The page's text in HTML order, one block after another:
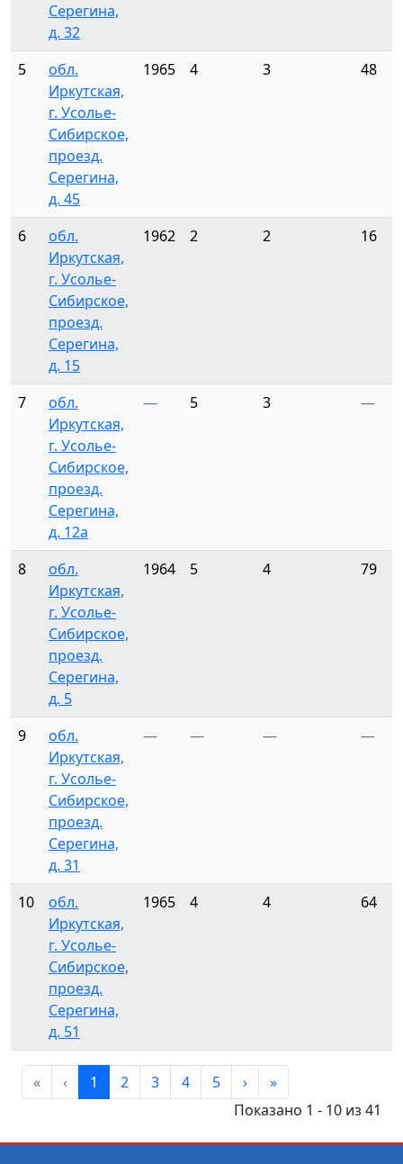
Серегина,
д. 32
5
обл.
Иркутская,
г. Усолье-
Сибирское,
проезд.
Серегина,
д. 45
1965 4 3 48
6
обл.
Иркутская,
г. Усолье-
Сибирское,
проезд.
Серегина,
д. 15
1962 2 2 16
7
обл.
Иркутская,
г. Усолье-
Сибирское,
проезд.
Серегина,
д. 12а
— 5 3 —
8
обл.
Иркутская,
г. Усолье-
Сибирское,
проезд.
Серегина,
д. 5
1964 5 4 79
9
обл.
Иркутская,
г. Усолье-
Сибирское,
проезд.
Серегина,
д. 31
— — — —
10
обл.
Иркутская,
г. Усолье-
Сибирское,
проезд.
Серегина,
д. 51
1965 4 4 64
« ‹ 1 2 3 4 5 ›
»
Показано 1 - 10 из 41